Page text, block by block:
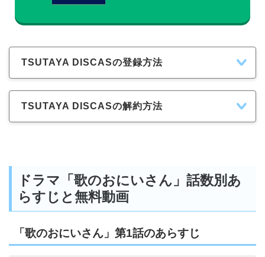
TSUTAYA DISCASの登録方法
TSUTAYA DISCASの解約方法
ドラマ「歌のおにいさん」話数別あ
らすじと無料動画
「歌のおにいさん」第1話のあらすじ